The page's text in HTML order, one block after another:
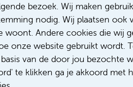
bezoek. Wij maken
nodig. Wij plaatsen ook
Andere cookies die wij
onze website gebruikt wordt.
van de door jou bezochte
te klikken ga je akkoord met
ons
& inclusie
feedback
suggestie